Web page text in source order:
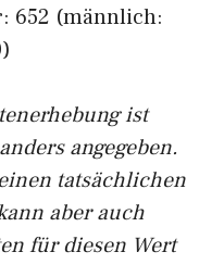
652 (männlich:
ist
angegeben.
tatsächlichen
aber auch
für diesen Wert